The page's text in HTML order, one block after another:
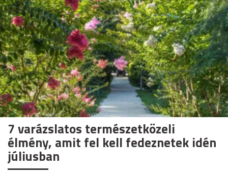
7 varázslatos természetközeli
élmény, amit fel kell fedeznetek idén
júliusban